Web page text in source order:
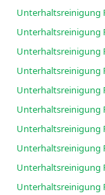
Unterhaltsreinigung
Unterhaltsreinigung
Unterhaltsreinigung
Unterhaltsreinigung
Unterhaltsreinigung
Unterhaltsreinigung
Unterhaltsreinigung
Unterhaltsreinigung
Unterhaltsreinigung
Unterhaltsreinigung